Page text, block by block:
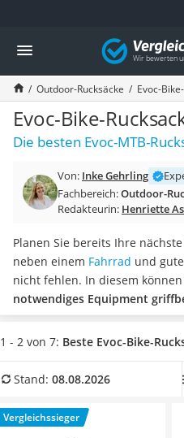
Die beliebtesten Vergleiche nach
Freizeit & Sport
Gartentrampolin
Trampolin
Metalldetektor
Eufab-Fahrradträger
Trampolin 366 cm
Aluminium-Koffer
Futterboot
E-Bike-Dreirad
Trekkingschuhe Herren
Reisetasche mit Rollen
Klimmzugstation
Koffer
Nachtsichtgerät
Handgepäck-Koffer
Wanderschuhe Herren
Sicherheitsweste Reiten
Vergleich
Outdoor-Rucksäcke Evoc-
Evoc-Bike-
Die besten Evoc-MTB-
Von: Inke Gehrling
Fachbereich:Outdoor-
Redakteurin: Henriette
Planen Sie bereits Ihre
neben einem Fahrrad und
nicht fehlen. In diesem können
notwendiges Equipment
Online-Tests empfehlen ein
Ihr Gepäck bestmöglich
aus unserer Vergleichstabelle
Fahrradtour auf nichts
Überzeugt hat uns hier im
1 - 2 von 7: Beste Evoc-Bike-
Stand: 08.08.2026
Vergleichssieger